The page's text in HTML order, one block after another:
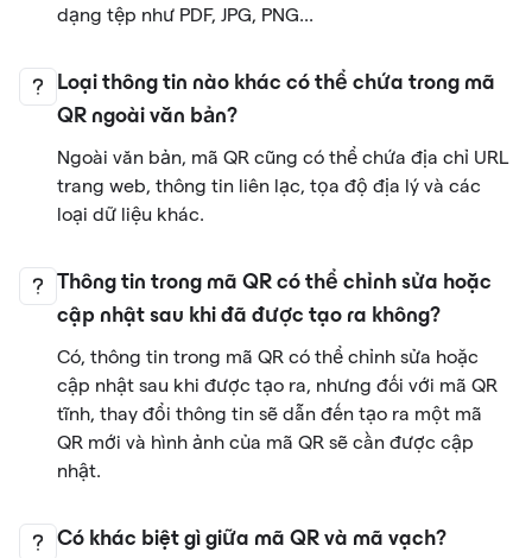
dạng tệp như PDF, JPG, PNG...
Loại thông tin nào khác có thể chứa trong mã
QR ngoài văn bản?
Ngoài văn bản, mã QR cũng có thể chứa địa chỉ URL
trang web, thông tin liên lạc, tọa độ địa lý và các
loại dữ liệu khác.
Thông tin trong mã QR có thể chỉnh sửa hoặc
cập nhật sau khi đã được tạo ra không?
Có, thông tin trong mã QR có thể chỉnh sửa hoặc
cập nhật sau khi được tạo ra, nhưng đối với mã QR
tĩnh, thay đổi thông tin sẽ dẫn đến tạo ra một mã
QR mới và hình ảnh của mã QR sẽ cần được cập
nhật.
Có khác biệt gì giữa mã QR và mã vạch?